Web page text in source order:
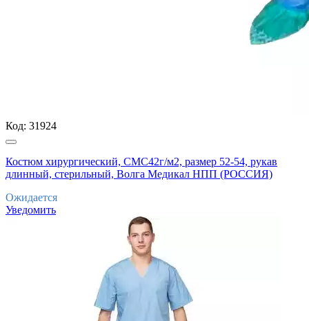
Код: 31924
Костюм хирургический, СМС42г/м2, размер 52-54, рукав
длинный, стерильный, Волга Медикал НПП (РОССИЯ)
Ожидается
Уведомить